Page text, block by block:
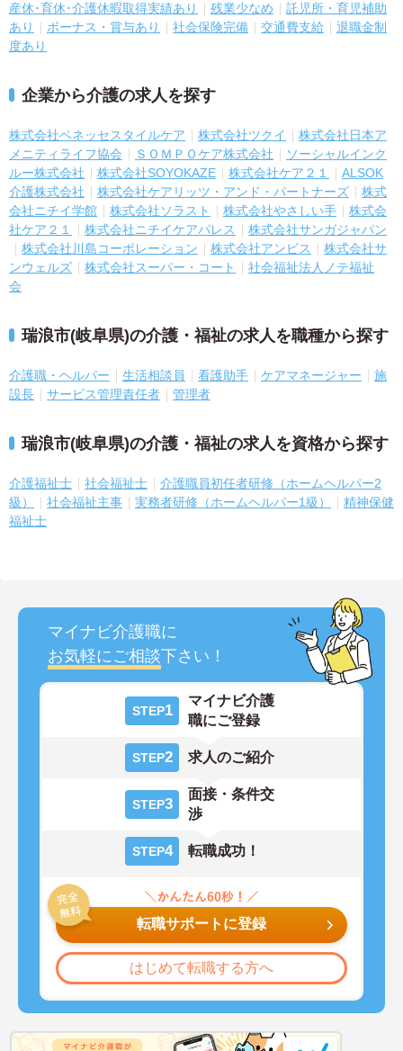
産休･育休･介護休暇取得実績あり
残業少なめ
託児所・育児補助
あり
ボーナス・賞与あり 社会保険完備 交通費支給
退職金制
度あり
企業から介護の求人を探す
株式会社ベネッセスタイルケア 株式会社ツクイ
株式会社日本ア
メニティライフ協会
ＳＯＭＰＯケア株式会社
ソーシャルインク
ルー株式会社
株式会社SOYOKAZE 株式会社ケア２１
ALSOK
介護株式会社
株式会社ケアリッツ・アンド・パートナーズ
株式
会社ニチイ学館
株式会社ソラスト 株式会社やさしい手
株式会
社ケア２１
株式会社ニチイケアパレス
株式会社サンガジャパン
株式会社川島コーポレーション
株式会社アンビス
株式会社サ
ンウェルズ
株式会社スーパー・コート
社会福祉法人ノテ福祉
会
瑞浪市(岐阜県)の介護・福祉の求人を職種から探す
介護職・ヘルパー 生活相談員 看護助手 ケアマネージャー
施
設長
サービス管理責任者 管理者
瑞浪市(岐阜県)の介護・福祉の求人を資格から探す
介護福祉士 社会福祉士
介護職員初任者研修（ホームヘルパー2
級）
社会福祉主事 実務者研修（ホームヘルパー1級）
精神保健
福祉士
マイナビ介護職に
お気軽にご相談下さい！
STEP1
マイナビ介護
職にご登録
STEP2 求人のご紹介
STEP3
面接・条件交
渉
STEP4 転職成功！
転職サポートに登録
はじめて転職する方へ